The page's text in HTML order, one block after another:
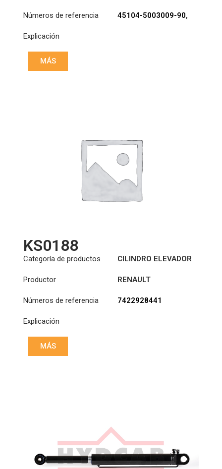
Números de referencia 45104-5003009-90,
Explicación
MÁS
KS0188
Categoría de productos
CILINDRO ELEVADOR
Productor
RENAULT
Números de referencia 7422928441
Explicación
MÁS